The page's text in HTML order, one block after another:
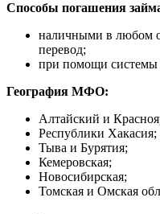
Способы погашения
наличными в любом
перевод;
при помощи
География МФО:
Алтайский и
Республики Хакасия;
Тыва и Бурятия;
Кемеровская;
Новосибирская;
Томская и Омская